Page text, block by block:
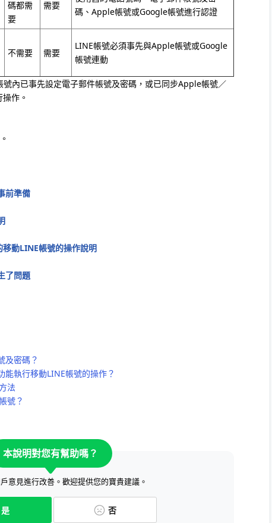
碼都需
要
需要
碼、Apple帳號或Google帳號進行認證
不需要 需要
LINE帳號必須事先與Apple帳號或Google
帳號連動
內已事先設定電子郵件帳號及密碼，或已同步Apple帳號／
作。
前準備
動LINE帳號的操作說明
了問題
及密碼？
執行移動LINE帳號的操作？
法
號？
本說明對您有幫助嗎？
意見進行改善。歡迎提供您的寶貴建議。
是 否